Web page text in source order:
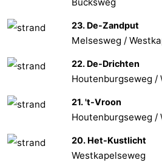
23. De-Zandput
Melsesweg /
22. De-Drichten
Houtenburgseweg /
21. 't-Vroon
Houtenburgseweg /
20. Het-Kustlicht
Westkapelseweg